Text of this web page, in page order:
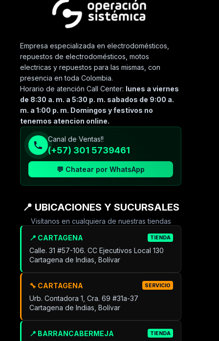
Empresa especializada en electrodomésticos,
repuestos de electrodomésticos, motos
electricas y repuestos para las mismas, con
presencia en toda Colombia.
Horario de atención Call Center: lunes a viernes
de 8:30 a. m. a 5:30 p. m. sabados de 9:00 a.
m. a 1:00 p. m. Domingos y festivos no
tenemos atencion online.
Canal de Ventas!!
(+57) 301 5739461
💬 Chatear por WhatsApp
📍 UBICACIONES Y SUCURSALES
Visítanos en cualquiera de nuestras tiendas
📍 CARTAGENA TIENDA
Calle. 31 #57-106. CC Ejecutivos Local 130
Cartagena de Indias, Bolívar
🔧 CARTAGENA SERVICIO
Urb. Contadora 1, Cra. 69 #31a-37
Cartagena de Indias, Bolívar
📍 BARRANCABERMEJA TIENDA